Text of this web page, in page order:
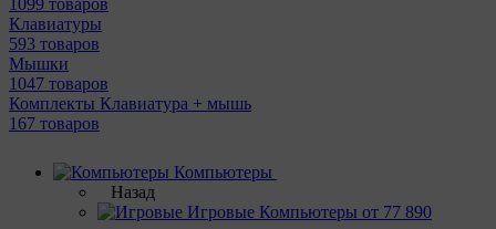
1099 товаров
Клавиатуры
593 товаров
Мышки
1047 товаров
Комплекты Клавиатура + мышь
167 товаров
Компьютеры
Назад
Игровые Компьютеры от 77 890